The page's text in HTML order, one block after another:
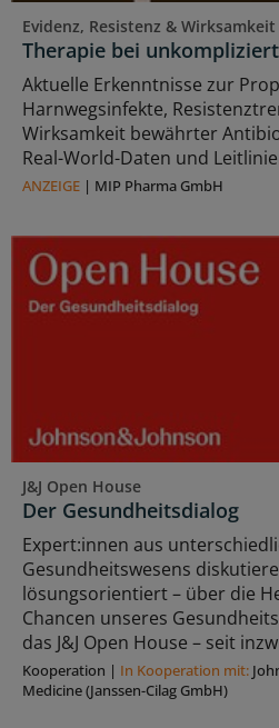
Evidenz, Resistenz & Wirksamkeit
Therapie bei
Aktuelle Erkenntnisse zur
Harnwegsinfekte,
Wirksamkeit bewährter
Real-World-Daten und
ANZEIGE | MIP Pharma GmbH
J&J Open House
Der Gesundheitsdialog
Expert:innen aus
Gesundheitswesens
lösungsorientiert – über die
Chancen unseres
das J&J Open House – seit
Kooperation | In Kooperation mit:
Medicine (Janssen-Cilag GmbH)